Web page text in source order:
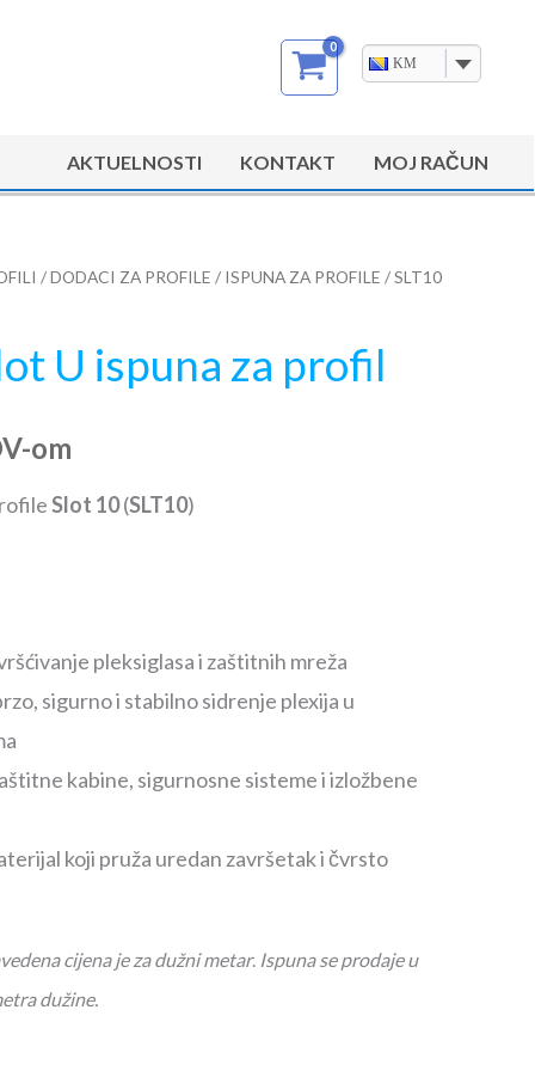
KM
AKTUELNOSTI KONTAKT MOJ RAČUN
/DODACI ZA PROFILE / ISPUNA ZA PROFILE / SLT10
U ispuna za profil
om
Slot 10(SLT10)
pleksiglasa i zaštitnih mreža
sigurno i stabilno sidrenje plexija u
kabine, sigurnosne sisteme i izložbene
koji pruža uredan završetak i čvrsto
cijena je za dužni metar. Ispuna se prodaje u
dužine.